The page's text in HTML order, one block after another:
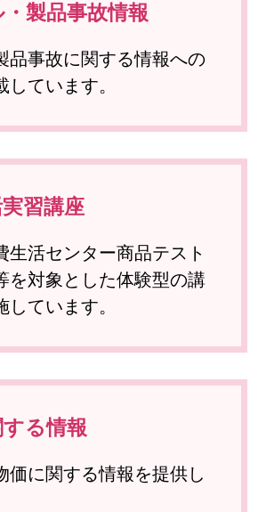
・製品事故情報
品事故に関する情報への
しています。
習講座
生活センター商品テスト
を対象とした体験型の講
ています。
る情報
価に関する情報を提供し